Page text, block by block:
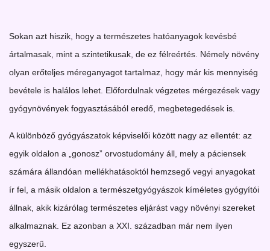
Sokan azt hiszik, hogy a természetes hatóanyagok kevésbé
ártalmasak, mint a szintetikusak, de ez félreértés. Némely növény
olyan erőteljes méreganyagot tartalmaz, hogy már kis mennyiség
bevétele is halálos lehet. Előfordulnak végzetes mérgezések vagy
gyógynövények fogyasztásából eredő, megbetegedések is.
A különböző gyógyászatok képviselői között nagy az ellentét: az
egyik oldalon a „gonosz” orvostudomány áll, mely a páciensek
számára állandóan mellékhatásoktól hemzsegő vegyi anyagokat
ír fel, a másik oldalon a természetgyógyászok kíméletes gyógyítói
állnak, akik kizárólag természetes eljárást vagy növényi szereket
alkalmaznak. Ez azonban a XXI. században már nem ilyen
egyszerű.